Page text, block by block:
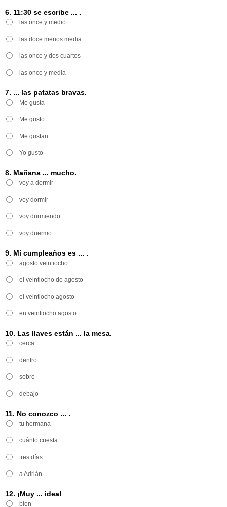
6. 11:30 se escribe ... .
las once y medio
las doce menos media
las once y dos cuartos
las once y media
7. ... las patatas bravas.
Me gusta
Me gusto
Me gustan
Yo gusto
8. Mañana ... mucho.
voy a dormir
voy dormir
voy durmiendo
voy duermo
9. Mi cumpleaños es ... .
agosto veintiocho
el veintiocho de agosto
el veintiocho agosto
en veintiocho agosto
10. Las llaves están ... la mesa.
cerca
dentro
sobre
debajo
11. No conozco ... .
tu hermana
cuánto cuesta
tres días
a Adrián
12. ¡Muy ... idea!
bien